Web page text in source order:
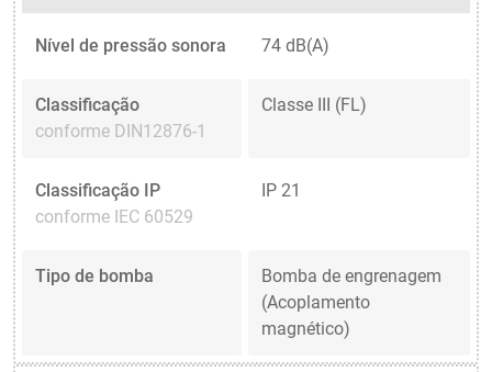
Nível de pressão sonora 74 dB(A)
Classificação
conforme DIN12876-1
Classe III (FL)
Classificação IP
conforme IEC 60529
IP 21
Tipo de bomba
Bomba de engrenagem
(Acoplamento
magnético)